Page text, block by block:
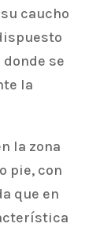
caucho
se
la
la zona
pie, con
que en